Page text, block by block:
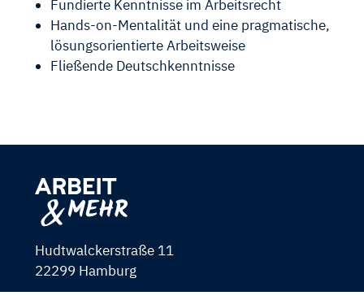
Fundierte Kenntnisse im Arbeitsrecht
Hands-on-Mentalität und eine pragmatische,
lösungsorientierte Arbeitsweise
Fließende Deutschkenntnisse
Hudtwalckerstraße 11
22299 Hamburg